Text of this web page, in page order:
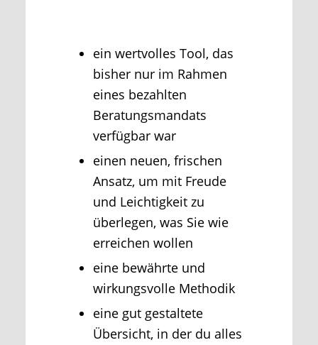
ein wertvolles Tool, das
bisher nur im Rahmen
eines bezahlten
Beratungsmandats
verfügbar war
einen neuen, frischen
Ansatz, um mit Freude
und Leichtigkeit zu
überlegen, was Sie wie
erreichen wollen
eine bewährte und
wirkungsvolle Methodik
eine gut gestaltete
Übersicht, in der du alles